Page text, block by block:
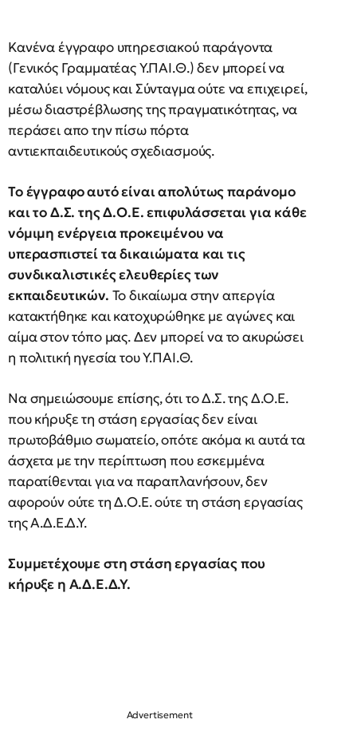
Κανένα έγγραφο υπηρεσιακού παράγοντα
(Γενικός Γραμματέας Υ.ΠΑΙ.Θ.) δεν μπορεί να
καταλύει νόμους και Σύνταγμα ούτε να επιχειρεί,
μέσω διαστρέβλωσης της πραγματικότητας, να
περάσει απο την πίσω πόρτα
αντιεκπαιδευτικούς σχεδιασμούς.
Το έγγραφο αυτό είναι απολύτως παράνομο
και το Δ.Σ. της Δ.Ο.Ε. επιφυλάσσεται για κάθε
νόμιμη ενέργεια προκειμένου να
υπερασπιστεί τα δικαιώματα και τις
συνδικαλιστικές ελευθερίες των
εκπαιδευτικών. Το δικαίωμα στην απεργία
κατακτήθηκε και κατοχυρώθηκε με αγώνες και
αίμα στον τόπο μας. Δεν μπορεί να το ακυρώσει
η πολιτική ηγεσία του Υ.ΠΑΙ.Θ.
Να σημειώσουμε επίσης, ότι το Δ.Σ. της Δ.Ο.Ε.
που κήρυξε τη στάση εργασίας δεν είναι
πρωτοβάθμιο σωματείο, οπότε ακόμα κι αυτά τα
άσχετα με την περίπτωση που εσκεμμένα
παρατίθενται για να παραπλανήσουν, δεν
αφορούν ούτε τη Δ.Ο.Ε. ούτε τη στάση εργασίας
της Α.Δ.Ε.Δ.Υ.
Συμμετέχουμε στη στάση εργασίας που
κήρυξε η Α.Δ.Ε.Δ.Υ.